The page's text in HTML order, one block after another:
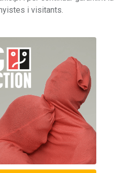
i visitants.